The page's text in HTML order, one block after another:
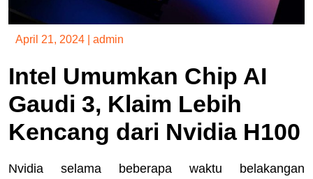
April 21, 2024 admin
Intel Umumkan Chip AI
Gaudi 3, Klaim Lebih
Kencang dari Nvidia H100
Nvidia selama beberapa waktu belakangan